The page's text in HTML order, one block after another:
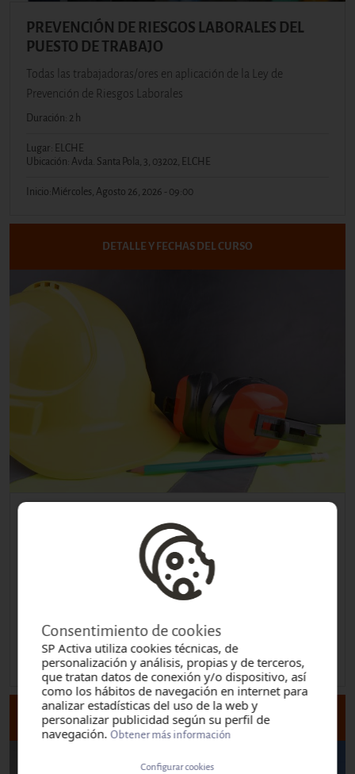
PREVENCIÓN DE RIESGOS LABORALES DEL
PUESTO DE TRABAJO
Todas las trabajadoras/ores en aplicación de la Ley de
Prevención de Riesgos Laborales
Duración: 2 h
Lugar: ELCHE
Ubicación: Avda. Santa Pola, 3, 03202, ELCHE
Inicio: Miércoles, Agosto 26, 2026 - 09:00
DETALLE Y FECHAS DEL CURSO
ALBAÑILERIA_FORMACIÓN ESPECÍFICA DE
OFICIO_CONVENIO CONSTRUCCIÓN
Personal sector construcción
Ubicación: Carrer Itàlia, 8, 43120, Constantí
Inicio:Viernes, Agosto 28, 2026 - 08:00
DETALLE Y FECHAS DEL CURSO
Consentimiento de cookies
SP Activa utiliza cookies técnicas, de
personalización y análisis, propias y de terceros,
que tratan datos de conexión y/o dispositivo, así
como los hábitos de navegación en internet para
analizar estadísticas del uso de la web y
personalizar publicidad según su perfil de
navegación.Obtener más información
Configurar cookies